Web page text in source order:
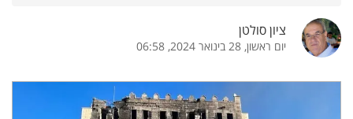
ציון סולטן
יום ראשון, 28 בינואר 2024, 06:58